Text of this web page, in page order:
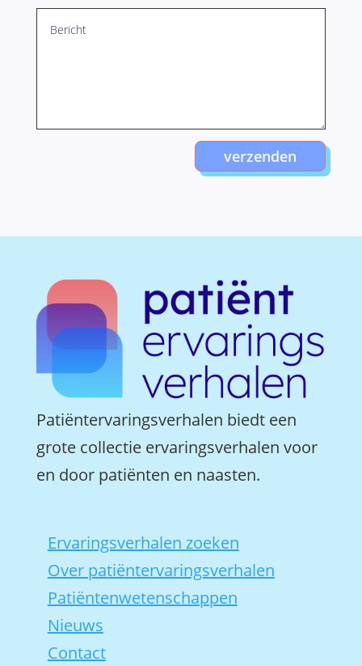
verzenden
Patiëntervaringsverhalen biedt een
grote collectie ervaringsverhalen voor
en door patiënten en naasten.
Ervaringsverhalen zoeken
Over patiëntervaringsverhalen
Patiëntenwetenschappen
Nieuws
Contact